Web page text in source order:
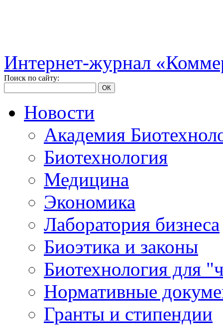
Интернет-журнал
Поиск по сайту:
ОК
Новости
Академия
Биотехнология
Медицина
Экономика
Лаборатория бизнеса
Биоэтика и законы
Биотехнология для
Нормативные
Гранты и стипендии